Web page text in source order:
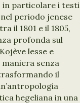
in particolare i testi
periodo jenese
il 1801 e il 1805,
profonda sul
lesse e
senza
il
hegeliana in una